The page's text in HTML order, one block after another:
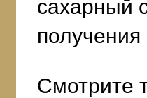
сахарный
Смотрите